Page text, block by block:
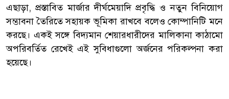
এছাড়া, প্রস্তাবিত মার্জার দীর্ঘমেয়াদি প্রবৃদ্ধি ও নতুন বিনিয়োগ
সম্ভাবনা তৈরিতে সহায়ক ভূমিকা রাখবে বলেও কোম্পানিটি মনে
করছে। একই সঙ্গে বিদ্যমান শেয়ারধারীদের মালিকানা কাঠামো
অপরিবর্তিত রেখেই এই সুবিধাগুলো অর্জনের পরিকল্পনা করা
হয়েছে।